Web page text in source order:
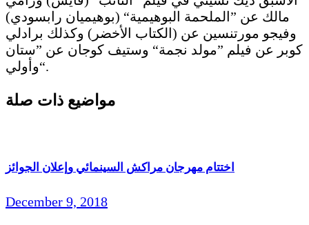
مالك عن ”الملحمة البوهيمية“ (بوهيميان رابسودي)
وفيجو مورتنسين عن (الكتاب الأخضر) وكذلك برادلي
كوبر عن فيلم ”مولد نجمة“ وستيف كوجان عن ”ستان
وأولي“.
مواضيع ذات صلة
اختتام مهرجان مراكش السينمائي وإعلان الجوائز
December 9, 2018